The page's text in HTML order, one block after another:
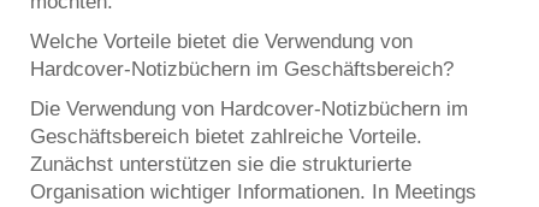
Welche Vorteile bietet die Verwendung von
Hardcover-Notizbüchern im Geschäftsbereich?
Die Verwendung von Hardcover-Notizbüchern im
Geschäftsbereich bietet zahlreiche Vorteile.
Zunächst unterstützen sie die strukturierte
Organisation wichtiger Informationen. In Meetings